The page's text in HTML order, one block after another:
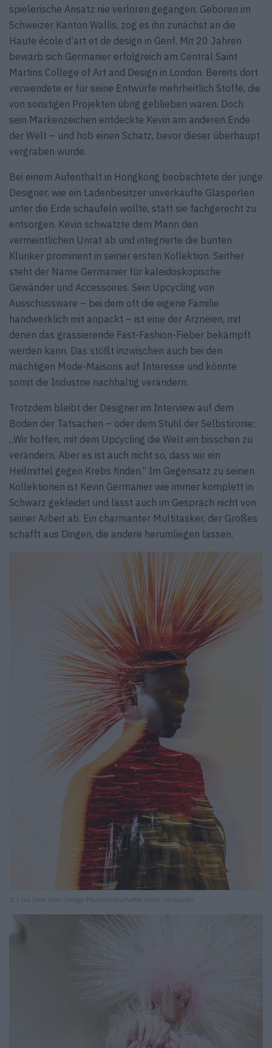
spielerische Ansatz nie verloren gegangen. Geboren im
Schweizer Kanton Wallis, zog es ihn zunächst an die
Haute école d’art et de design in Genf. Mit 20 Jahren
bewarb sich Germanier erfolgreich am Central Saint
Martins College of Art and Design in London. Bereits dort
verwendete er für seine Entwürfe mehrheitlich Stoffe, die
von sonstigen Projekten übrig geblieben waren. Doch
sein Markenzeichen entdeckte Kevin am anderen Ende
der Welt – und hob einen Schatz, bevor dieser überhaupt
vergraben wurde.
Bei einem Aufenthalt in Hongkong beobachtete der junge
Designer, wie ein Ladenbesitzer unverkaufte Glasperlen
unter die Erde schaufeln wollte, statt sie fachgerecht zu
entsorgen. Kevin schwatzte dem Mann den
vermeintlichen Unrat ab und integrierte die bunten
Klunker prominent in seiner ersten Kollektion. Seither
steht der Name Germanier für kaleidoskopische
Gewänder und Accessoires. Sein Upcycling von
Ausschussware – bei dem oft die eigene Familie
handwerklich mit anpackt – ist eine der Arzneien, mit
denen das grassierende Fast-Fashion-Fieber bekämpft
werden kann. Das stößt inzwischen auch bei den
mächtigen Mode-Maisons auf Interesse und könnte
somit die Industrie nachhaltig verändern.
Trotzdem bleibt der Designer im Interview auf dem
Boden der Tatsachen – oder dem Stuhl der Selbstironie:
„Wir hoffen, mit dem Upcycling die Welt ein bisschen zu
verändern. Aber es ist auch nicht so, dass wir ein
Heilmittel gegen Krebs finden.“ Im Gegensatz zu seinen
Kollektionen ist Kevin Germanier wie immer komplett in
Schwarz gekleidet und lässt auch im Gespräch nicht von
seiner Arbeit ab. Ein charmanter Multitasker, der Großes
schafft aus Dingen, die andere herumliegen lassen.
It’s his time now! Omega-Markenbotschafter Kevin Germanier.